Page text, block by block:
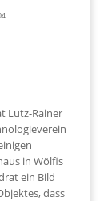
Lutz-Rainer
in Wölfis
ein Bild
dass